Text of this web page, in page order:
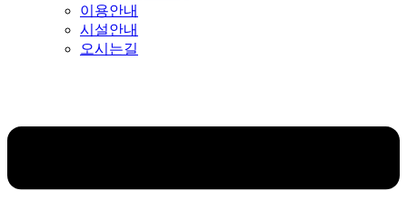
이용안내
시설안내
오시는길